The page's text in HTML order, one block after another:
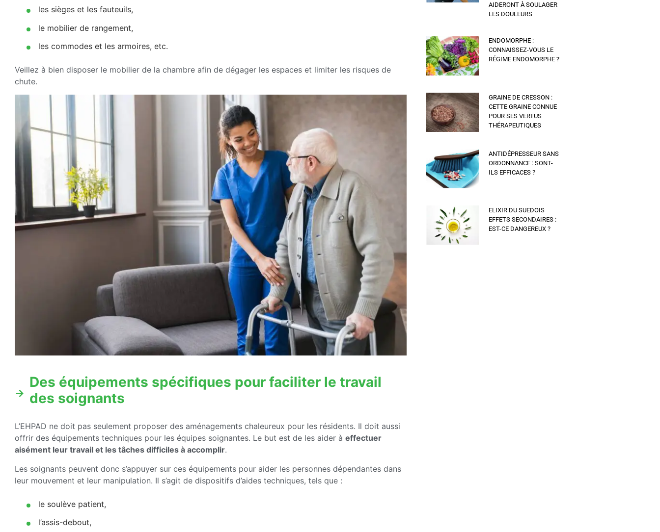
les sièges et les fauteuils,
le mobilier de rangement,
les commodes et les armoires, etc.
Veillez à bien disposer le mobilier de la chambre afin de dégager les espaces et limiter les risques de
chute.
Des équipements spécifiques pour faciliter le travail
des soignants
L’EHPAD ne doit pas seulement proposer des aménagements chaleureux pour les résidents. Il doit aussi
offrir des équipements techniques pour les équipes soignantes. Le but est de les aider à effectuer
aisément leur travail et les tâches difficiles à accomplir.
Les soignants peuvent donc s’appuyer sur ces équipements pour aider les personnes dépendantes dans
leur mouvement et leur manipulation. Il s’agit de dispositifs d’aides techniques, tels que :
le soulève patient,
l’assis-debout,
AIDERONT À SOULAGER
LES DOULEURS
ENDOMORPHE :
CONNAISSEZ-VOUS LE
RÉGIME ENDOMORPHE ?
GRAINE DE CRESSON :
CETTE GRAINE CONNUE
POUR SES VERTUS
THÉRAPEUTIQUES
ANTIDÉPRESSEUR SANS
ORDONNANCE : SONT-
ILS EFFICACES ?
ELIXIR DU SUEDOIS
EFFETS SECONDAIRES :
EST-CE DANGEREUX ?